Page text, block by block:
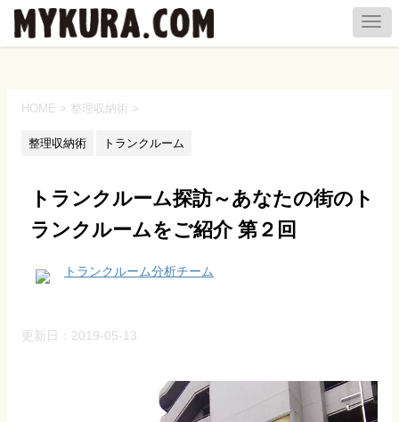
HOME > 整理収納術 >
整理収納術 トランクルーム
トランクルーム探訪～あなたの街のト
ランクルームをご紹介 第２回
トランクルーム分析チーム
更新日： 2019-05-13